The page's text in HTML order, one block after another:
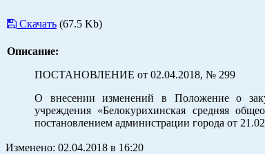
Скачать (67.5 Kb)
Описание:
ПОСТАНОВЛЕНИЕ от 02.04.2018, № 299
О внесении изменений в Положение о
учреждения «Белокурихинская средняя
постановлением администрации города от
Изменено: 02.04.2018 в 16:20